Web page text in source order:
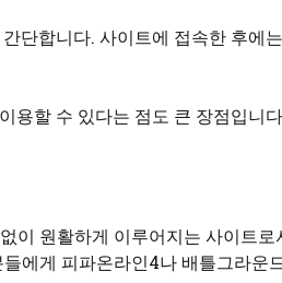
단합니다. 사이트에 접속한 후에
용할 수 있다는 점도 큰 장점입
이 원활하게 이루어지는 사이트
에게 피파온라인4나 배틀그라